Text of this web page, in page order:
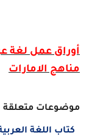
أوراق عمللغة
مناهج الامارات
موضوعات متعلقة
كتاب اللغة